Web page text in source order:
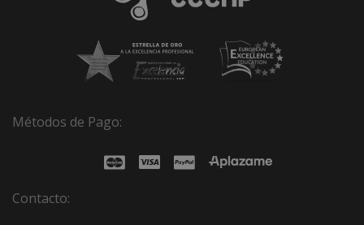
Métodos de Pago:
Contacto: